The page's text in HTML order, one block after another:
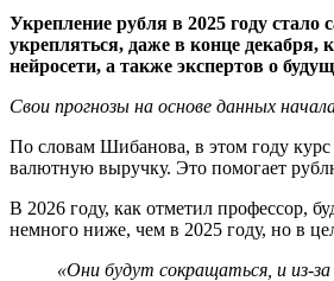
Укрепление рубля в 2025 году
укрепляться, даже в конце
нейросети, а также экспертов о
Свои прогнозы на основе данных
По словам Шибанова, в этом году
валютную выручку. Это помогает
В 2026 году, как отметил профессор,
немного ниже, чем в 2025 году, но в
«Они будут сокращаться, и из-